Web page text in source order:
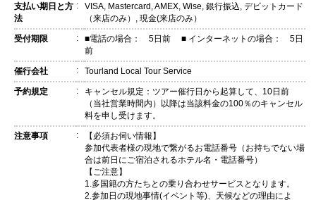
支払い期日と方
法
:
VISA, Mastercard, AMEX, Wise, 銀行振込, デビットカード
（来店のみ）, 現金(来店のみ）
受付期限 :
■電話の場合： 5日前 ■ インターネットの場合： 5日
前
催行会社 : Tourland Local Tour Service
予約規定 :
キャンセル規定：ツアー催行日から起算して、10日前
（当社営業時間内）以降は当該料金の100％のキャンセル
料を申し受けます。
注意事項 :
【必須お伺い情報】
参加代表者様の現地で繋がるお電話番号（お持ちでない場
合は前日にご宿泊されるホテル名・電話番号）
【ご注意】
1.多国籍の方たちとの乗り合わせサービスとなります。
2.参加日の現地事情(イベント等)、天候などの理由によ